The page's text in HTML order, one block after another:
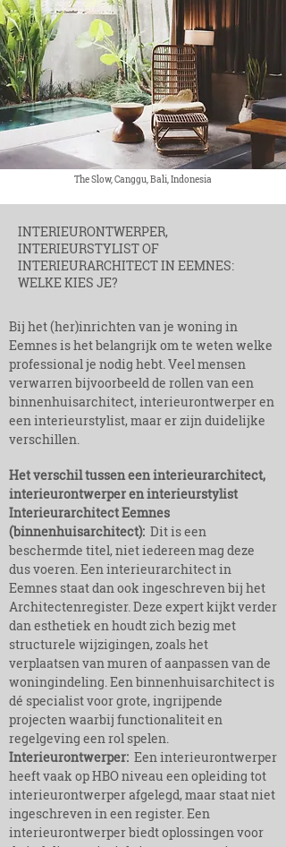
The Slow, Canggu, Bali, Indonesia
INTERIEURONTWERPER,
INTERIEURSTYLIST OF
INTERIEURARCHITECT IN EEMNES:
WELKE KIES JE?
Bij het (her)inrichten van je woning in
Eemnes is het belangrijk om te weten welke
professional je nodig hebt. Veel mensen
verwarren bijvoorbeeld de rollen van een
binnenhuisarchitect, interieurontwerper en
een interieurstylist, maar er zijn duidelijke
verschillen.
Het verschil tussen een interieurarchitect,
interieurontwerper en interieurstylist​
Interieurarchitect Eemnes
(binnenhuisarchitect): Dit is een
beschermde titel, niet iedereen mag deze
dus voeren. Een interieurarchitect in
Eemnes staat dan ook ingeschreven bij het
Architectenregister. Deze expert kijkt verder
dan esthetiek en houdt zich bezig met
structurele wijzigingen, zoals het
verplaatsen van muren of aanpassen van de
woningindeling. Een binnenhuisarchitect is
dé specialist voor grote, ingrijpende
projecten waarbij functionaliteit en
regelgeving een rol spelen.
Interieurontwerper: Een interieurontwerper
heeft vaak op HBO niveau een opleiding tot
interieurontwerper afgelegd, maar staat niet
ingeschreven in een register. Een
interieurontwerper biedt oplossingen voor